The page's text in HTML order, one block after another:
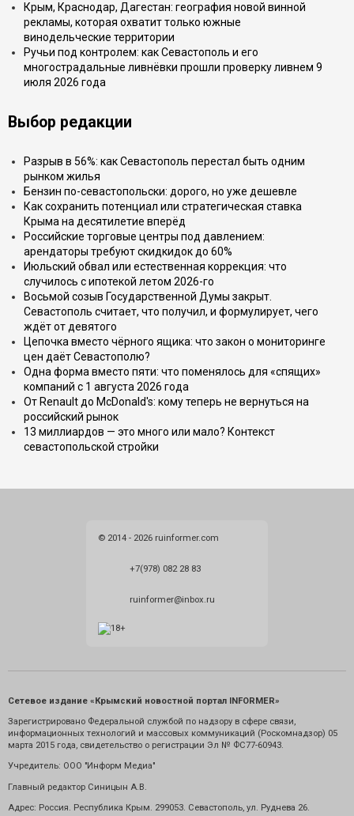
Крым, Краснодар, Дагестан: география новой винной
рекламы, которая охватит только южные
винодельческие территории
Ручьи под контролем: как Севастополь и его
многострадальные ливнёвки прошли проверку ливнем 9
июля 2026 года
Выбор редакции
Разрыв в 56%: как Севастополь перестал быть одним
рынком жилья
Бензин по-севастопольски: дорого, но уже дешевле
Как сохранить потенциал или стратегическая ставка
Крыма на десятилетие вперёд
Российские торговые центры под давлением:
арендаторы требуют скидкидок до 60%
Июльский обвал или естественная коррекция: что
случилось с ипотекой летом 2026-го
Восьмой созыв Государственной Думы закрыт.
Севастополь считает, что получил, и формулирует, чего
ждёт от девятого
Цепочка вместо чёрного ящика: что закон о мониторинге
цен даёт Севастополю?
Одна форма вместо пяти: что поменялось для «спящих»
компаний с 1 августа 2026 года
От Renault до McDonald's: кому теперь не вернуться на
российский рынок
13 миллиардов — это много или мало? Контекст
севастопольской стройки
© 2014 - 2026 ruinformer.com
+7(978) 082 28 83
ruinformer@inbox.ru
Сетевое издание «Крымский новостной портал INFORMER»
Зарегистрировано Федеральной службой по надзору в сфере связи,
информационных технологий и массовых коммуникаций (Роскомнадзор) 05
марта 2015 года, свидетельство о регистрации Эл № ФС77-60943.
Учредитель: ООО "Информ Медиа"
Главный редактор Синицын А.В.
Адрес: Россия. Республика Крым. 299053. Севастополь, ул. Руднева 26.